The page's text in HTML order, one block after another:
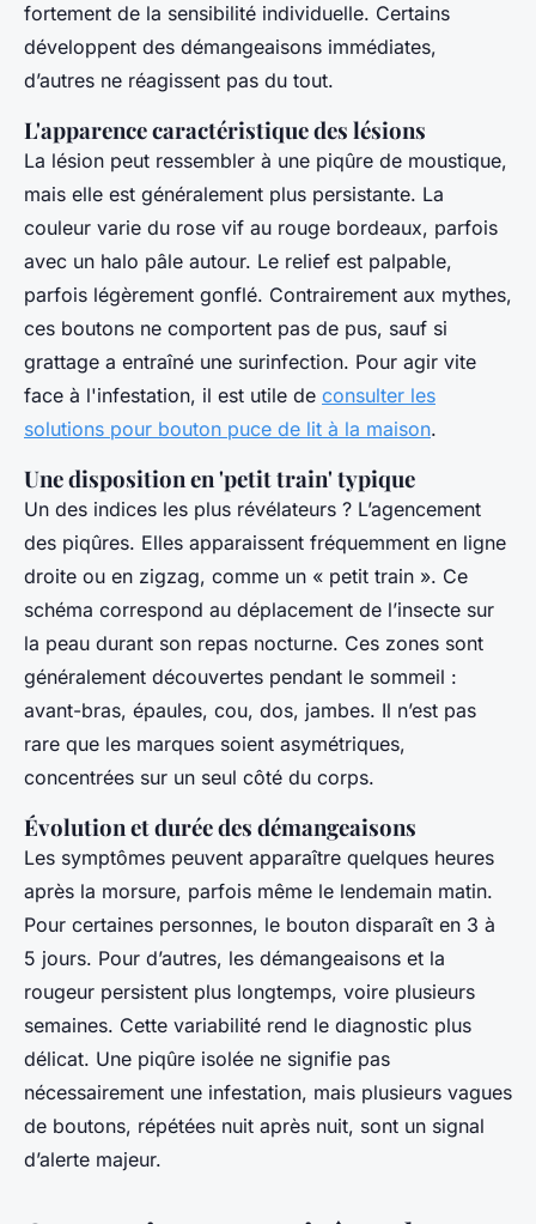
fortement de la sensibilité individuelle. Certains
développent des démangeaisons immédiates,
d’autres ne réagissent pas du tout.
L'apparence caractéristique des lésions
La lésion peut ressembler à une piqûre de moustique,
mais elle est généralement plus persistante. La
couleur varie du rose vif au rouge bordeaux, parfois
avec un halo pâle autour. Le relief est palpable,
parfois légèrement gonflé. Contrairement aux mythes,
ces boutons ne comportent pas de pus, sauf si
grattage a entraîné une surinfection. Pour agir vite
face à l'infestation, il est utile de consulter les
solutions pour bouton puce de lit à la maison.
Une disposition en 'petit train' typique
Un des indices les plus révélateurs ? L’agencement
des piqûres. Elles apparaissent fréquemment en ligne
droite ou en zigzag, comme un « petit train ». Ce
schéma correspond au déplacement de l’insecte sur
la peau durant son repas nocturne. Ces zones sont
généralement découvertes pendant le sommeil :
avant-bras, épaules, cou, dos, jambes. Il n’est pas
rare que les marques soient asymétriques,
concentrées sur un seul côté du corps.
Évolution et durée des démangeaisons
Les symptômes peuvent apparaître quelques heures
après la morsure, parfois même le lendemain matin.
Pour certaines personnes, le bouton disparaît en 3 à
5 jours. Pour d’autres, les démangeaisons et la
rougeur persistent plus longtemps, voire plusieurs
semaines. Cette variabilité rend le diagnostic plus
délicat. Une piqûre isolée ne signifie pas
nécessairement une infestation, mais plusieurs vagues
de boutons, répétées nuit après nuit, sont un signal
d’alerte majeur.